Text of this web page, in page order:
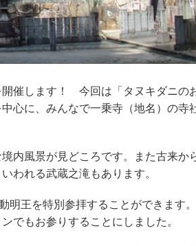
催します！ 今回は「タヌキダニの
心に、みんなで一乗寺（地名）の寺
内風景が見どころです。また古来か
われる武蔵之滝もあります。
明王を特別参拝することができます。
でもお参りすることにしました。